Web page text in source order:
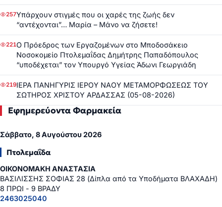
257Υπάρχουν στιγμές που οι χαρές της ζωής δεν
“αντέχονται”… Μαρία – Μάνο να ζήσετε!
221Ο Πρόεδρος των Εργαζομένων στο Μποδοσάκειο
Νοσοκομείο Πτολεμαΐδας Δημήτρης Παπαδόπουλος
“υποδέχεται” τον Υπουργό Υγείας Άδωνι Γεωργιάδη
219ΙΕΡΑ ΠΑΝΗΓΥΡΙΣ ΙΕΡΟΥ ΝΑΟΥ ΜΕΤΑΜΟΡΦΩΣΕΩΣ ΤΟΥ
ΣΩΤΗΡΟΣ ΧΡΙΣΤΟΥ ΑΡΔΑΣΣΑΣ (05-08-2026)
Εφημερεύοντα Φαρμακεία
Σάββατο, 8 Αυγούστου 2026
Πτολεμαΐδα
ΟΙΚΟΝΟΜΑΚΗ ΑΝΑΣΤΑΣΙΑ
ΒΑΣΙΛΙΣΣΗΣ ΣΟΦΙΑΣ 28 (Δίπλα από τα Υποδήματα ΒΛΑΧΑΔΗ)
8 ΠΡΩΙ - 9 ΒΡΑΔΥ
2463025040